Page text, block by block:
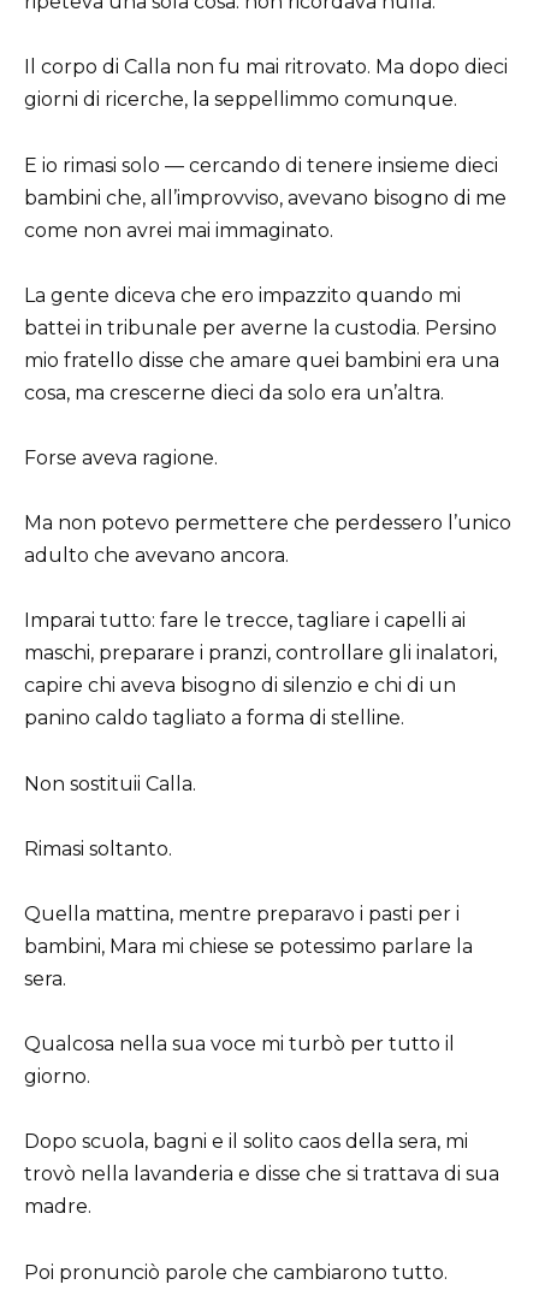
Il corpo di Calla non fu mai ritrovato. Ma dopo dieci
giorni di ricerche, la seppellimmo comunque.
E io rimasi solo — cercando di tenere insieme dieci
bambini che, all’improvviso, avevano bisogno di me
come non avrei mai immaginato.
La gente diceva che ero impazzito quando mi
battei in tribunale per averne la custodia. Persino
mio fratello disse che amare quei bambini era una
cosa, ma crescerne dieci da solo era un’altra.
Forse aveva ragione.
Ma non potevo permettere che perdessero l’unico
adulto che avevano ancora.
Imparai tutto: fare le trecce, tagliare i capelli ai
maschi, preparare i pranzi, controllare gli inalatori,
capire chi aveva bisogno di silenzio e chi di un
panino caldo tagliato a forma di stelline.
Non sostituii Calla.
Rimasi soltanto.
Quella mattina, mentre preparavo i pasti per i
bambini, Mara mi chiese se potessimo parlare la
sera.
Qualcosa nella sua voce mi turbò per tutto il
giorno.
Dopo scuola, bagni e il solito caos della sera, mi
trovò nella lavanderia e disse che si trattava di sua
madre.
Poi pronunciò parole che cambiarono tutto.